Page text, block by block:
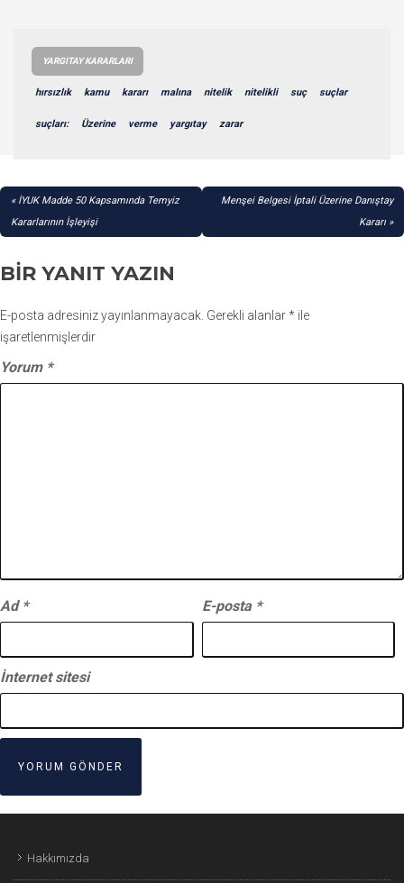
YARGITAY KARARLARI
hırsızlık kamu kararı malına nitelik nitelikli suç suçlar
suçları: Üzerine verme yargıtay zarar
YAZI
GEZINMESI
İYUK Madde 50 Kapsamında Temyiz
Kararlarının İşleyişi
Menşei Belgesi İptali Üzerine Danıştay
Kararı
BIR YANIT YAZIN
E-posta adresiniz yayınlanmayacak. Gerekli alanlar* ile
işaretlenmişlerdir
Yorum *
Ad * E-posta *
İnternet sitesi
Hakkımızda